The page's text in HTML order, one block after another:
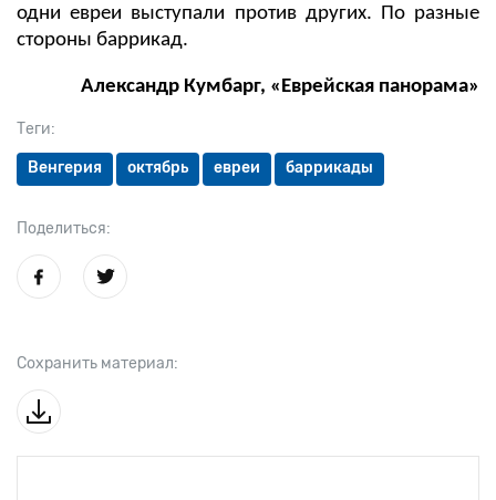
Теги:
Венгерия октябрь евреи баррикады
Поделиться:
Сохранить материал:
одни евреи выступали против других. По разные
стороны баррикад.
Александр Кумбарг, «Еврейская панорама»